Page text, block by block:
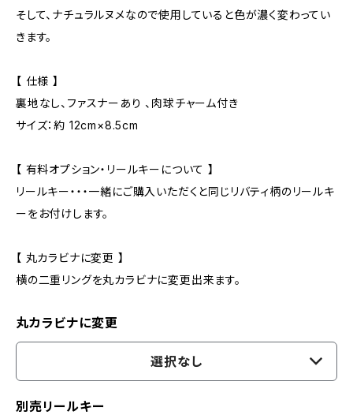
そして、ナチュラルヌメなので使用していると色が濃く変わってい
きます。
【 仕様 】
裏地なし、ファスナーあり 、肉球チャーム付き
サイズ：約 12cm×8.5cm
【 有料オプション・リールキーについて 】
リールキー・・・一緒にご購入いただくと同じリバティ柄のリールキ
ーをお付けします。
【 丸カラビナに変更 】
横の二重リングを丸カラビナに変更出来ます。
丸カラビナに変更
選択なし
別売リールキー